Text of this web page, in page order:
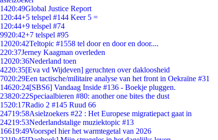
1420:49Global Justice Report
1 20:44+5 telspel #144 Keer 5 =
1 20:44+9 telspel #74
9920:42+7 telspel #95
12020:42Teltopic #1558 tel door en door en door....
220:37Jerney Kaagman overleden
12020:36Nederland toen
4220:35[Eva vd Wijdeven] geruchten over dakloosheid
7020:29Een tactische/militaire analyse van het front in Oekraïne #31
14620:24[SBS6] Vandaag Inside #136 - Boekje pluggen.
23820:22Speciaalbieren #80: another one bites the dust
1520:17Radio 2 #145 Ruud 66
24719:58Asielzoekers #22 : Het Europese migratiepact gaat in
24219:53Nederlandstalige muziektopic #13
16619:49Voorspel hier het warmtegetal van 2026